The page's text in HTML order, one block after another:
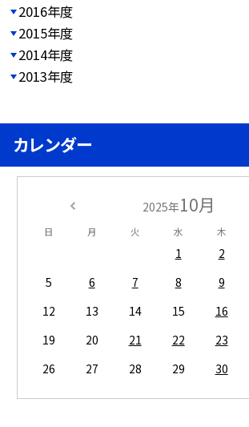
2016年度
2015年度
2014年度
2013年度
カレンダー
2025年10月
日 月 火 水 木
1 2
5
6 7 8 9
12
13 14 15 16
19
20 21 22 23
26
27 28 29 30